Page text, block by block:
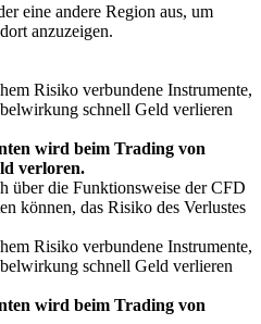
eine andere Region aus, um
anzuzeigen.
Risiko verbundene Instrumente,
schnell Geld verlieren
wird beim Trading von
verloren.
über die Funktionsweise der CFD
können, das Risiko des Verlustes
Risiko verbundene Instrumente,
schnell Geld verlieren
wird beim Trading von